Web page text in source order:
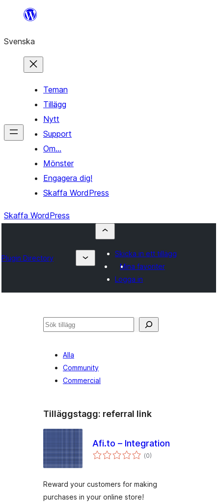
Hoppa
innehåll
Svenska
Teman
Tillägg
Nytt
Support
Om…
Mönster
Engagera dig!
Skaffa WordPress
Skaffa WordPress
Plugin Directory
Skicka in ett tillägg
Mina favoriter
Logga in
Sök
Alla
Community
Commercial
Tilläggstagg: referral link
Afi.to – Integration
(Totalt
antal
0)
Reward your customers for making
purchases in your online store!